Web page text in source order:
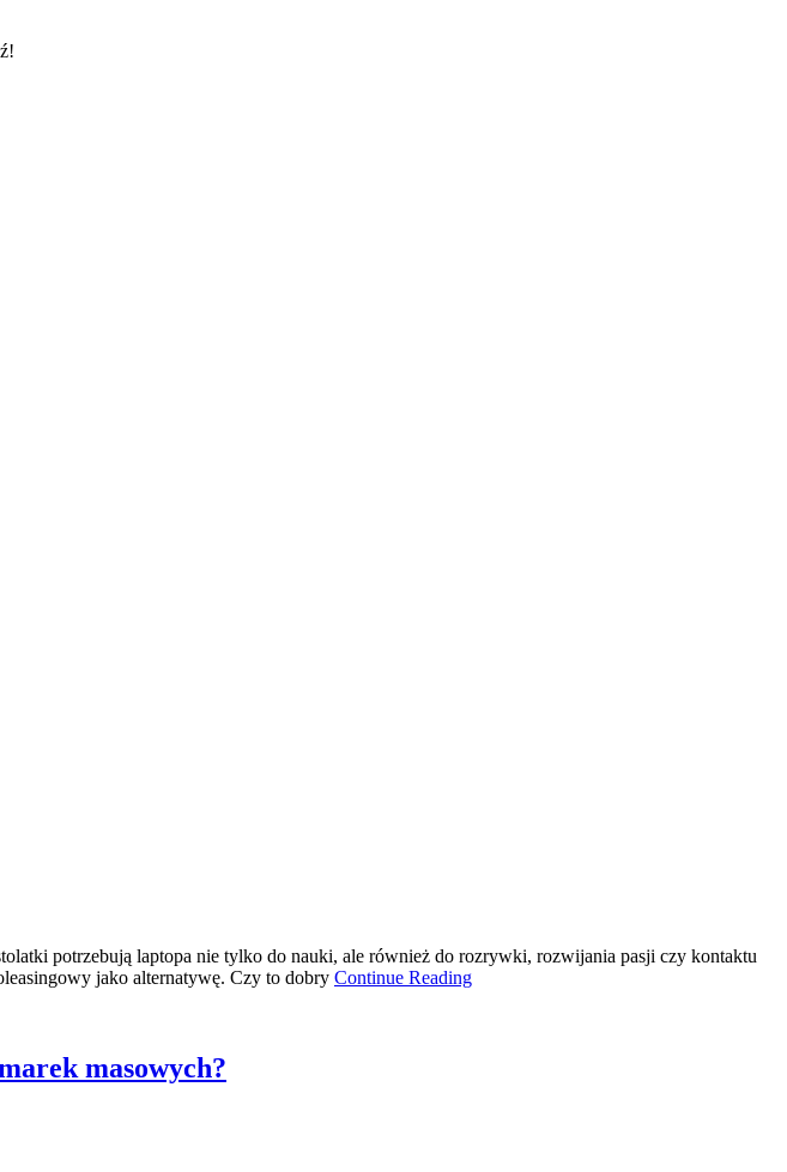
potrzebują laptopa nie tylko do nauki, ale również do rozrywki, rozwijania pasji czy kontaktu
jako alternatywę. Czy to dobry Continue Reading
masowych?